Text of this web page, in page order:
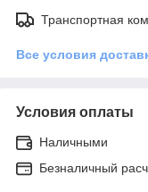
Транспортная
Все условия
Условия оплаты
Наличными
Безналичный